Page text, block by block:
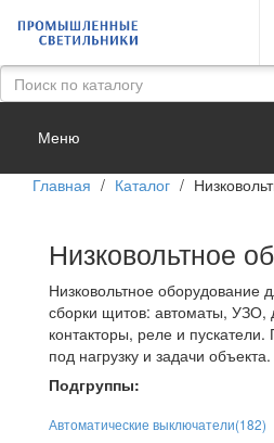
Меню
Главная / Каталог /
Низковольтное
Низковольтное оборудование
сборки щитов: автоматы, УЗО,
контакторы, реле и
под нагрузку и задачи объекта.
Подгруппы:
Автоматические выключатели(182)